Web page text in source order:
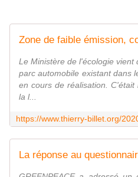
Le Ministère de l'écologie vient
parc automobile existant dans
en cours de réalisation.
la l...